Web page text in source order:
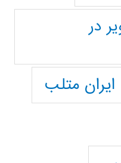
در
ایران متلب